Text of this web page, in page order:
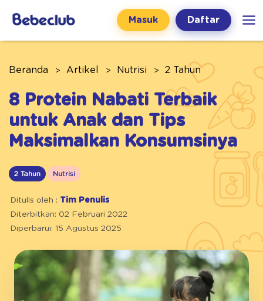
Masuk Daftar
Beranda Artikel Nutrisi 2 Tahun
8 Protein Nabati Terbaik
untuk Anak dan Tips
Maksimalkan Konsumsinya
2 Tahun Nutrisi
Ditulis oleh : Tim Penulis
Diterbitkan: 02 Februari 2022
Diperbarui: 15 Agustus 2025